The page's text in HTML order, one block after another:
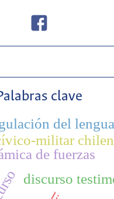
clave
de fuerzas
discurso
militar
del